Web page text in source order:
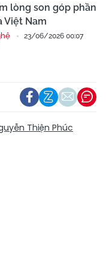
lòng son góp phần
Việt Nam
23/06/2026 00:07
Thiện Phúc